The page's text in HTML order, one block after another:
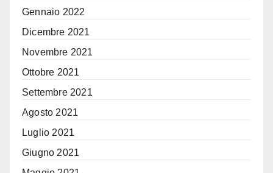
Gennaio 2022
Dicembre 2021
Novembre 2021
Ottobre 2021
Settembre 2021
Agosto 2021
Luglio 2021
Giugno 2021